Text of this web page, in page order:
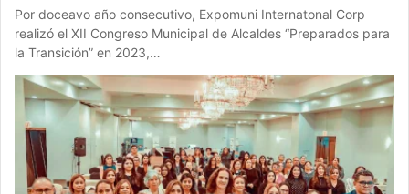
Por doceavo año consecutivo, Expomuni Internatonal Corp
realizó el XII Congreso Municipal de Alcaldes “Preparados para
la Transición” en 2023,…